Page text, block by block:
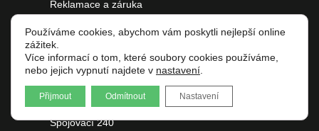
Reklamace a záruka
Formulář pro odstoupeni od smlouvy
KONTAKTY
Anders-Kafka s.r.o.
Spojovací 240
Používáme cookies, abychom vám poskytli nejlepší online
zážitek.
Více informací o tom, které soubory cookies používáme,
nebo jejich vypnutí najdete v nastavení
Přijmout Odmítnout Nastavení